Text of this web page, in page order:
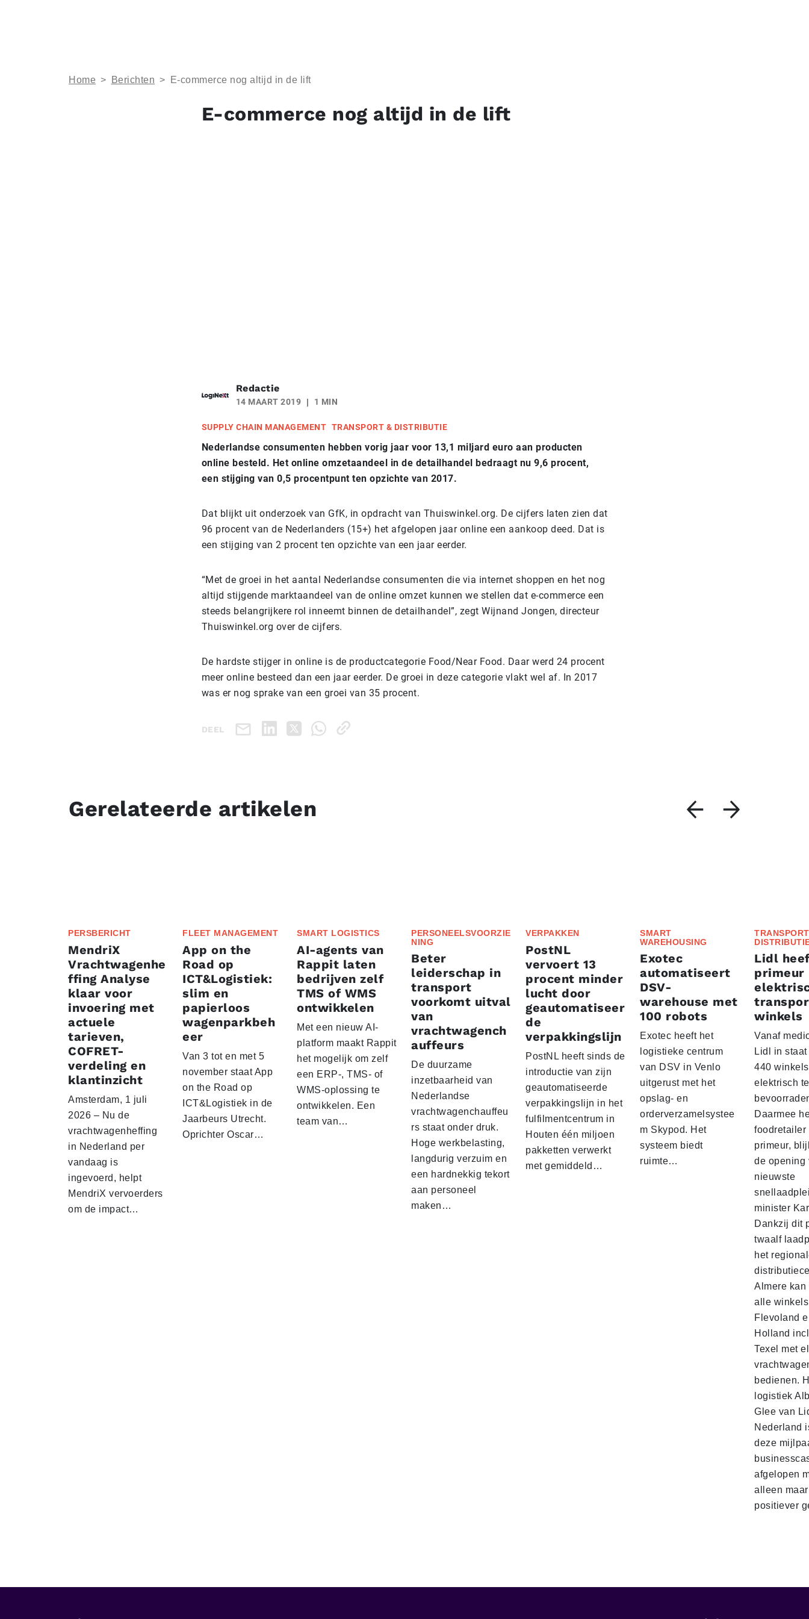
Home > Berichten > E-commerce nog altijd in de lift
E-commerce nog altijd in de lift
Redactie
14 MAART 2019 1 MIN
SUPPLY CHAIN MANAGEMENT TRANSPORT & DISTRIBUTIE
Nederlandse consumenten hebben vorig jaar voor 13,1 miljard euro aan producten
online besteld. Het online omzetaandeel in de detailhandel bedraagt nu 9,6 procent,
een stijging van 0,5 procentpunt ten opzichte van 2017.
Dat blijkt uit onderzoek van GfK, in opdracht van Thuiswinkel.org. De cijfers laten zien dat
96 procent van de Nederlanders (15+) het afgelopen jaar online een aankoop deed. Dat is
een stijging van 2 procent ten opzichte van een jaar eerder.
“Met de groei in het aantal Nederlandse consumenten die via internet shoppen en het nog
altijd stijgende marktaandeel van de online omzet kunnen we stellen dat e-commerce een
steeds belangrijkere rol inneemt binnen de detailhandel”, zegt Wijnand Jongen, directeur
Thuiswinkel.org over de cijfers.
De hardste stijger in online is de productcategorie Food/Near Food. Daar werd 24 procent
meer online besteed dan een jaar eerder. De groei in deze categorie vlakt wel af. In 2017
was er nog sprake van een groei van 35 procent.
DEEL
Gerelateerde artikelen
PERSBERICHT
MendriX
Vrachtwagenhe
ffing Analyse
klaar voor
invoering met
actuele
tarieven,
COFRET-
verdeling en
klantinzicht
Amsterdam, 1 juli
2026 – Nu de
vrachtwagenheffing
in Nederland per
vandaag is
ingevoerd, helpt
MendriX vervoerders
om de impact…
FLEET MANAGEMENT
App on the
Road op
ICT&Logistiek:
slim en
papierloos
wagenparkbeh
eer
Van 3 tot en met 5
november staat App
on the Road op
ICT&Logistiek in de
Jaarbeurs Utrecht.
Oprichter Oscar…
SMART LOGISTICS
AI-agents van
Rappit laten
bedrijven zelf
TMS of WMS
ontwikkelen
Met een nieuw AI-
platform maakt Rappit
het mogelijk om zelf
een ERP-, TMS- of
WMS-oplossing te
ontwikkelen. Een
team van…
PERSONEELSVOORZIE
NING
Beter
leiderschap in
transport
voorkomt uitval
van
vrachtwagench
auffeurs
De duurzame
inzetbaarheid van
Nederlandse
vrachtwagenchauffeu
rs staat onder druk.
Hoge werkbelasting,
langdurig verzuim en
een hardnekkig tekort
aan personeel
maken…
VERPAKKEN
PostNL
vervoert 13
procent minder
lucht door
geautomatiseer
de
verpakkingslijn
PostNL heeft sinds de
introductie van zijn
geautomatiseerde
verpakkingslijn in het
fulfilmentcentrum in
Houten één miljoen
pakketten verwerkt
met gemiddeld…
SMART
WAREHOUSING
Exotec
automatiseert
DSV-
warehouse met
100 robots
Exotec heeft het
logistieke centrum
van DSV in Venlo
uitgerust met het
opslag- en
orderverzamelsystee
m Skypod. Het
systeem biedt
ruimte…
Lidl
primeur
winkels
Vanaf
Lidl in
440 winkels
elektrisch te
Daarmee
foodretailer
primeur,
de opening
nieuwste
minister
Dankzij dit
twaalf
het
Almere
alle
Flevoland
Holland
Texel met
bedienen.
logistiek
Glee van
Nederland
deze
afgelopen
alleen maar
positiever